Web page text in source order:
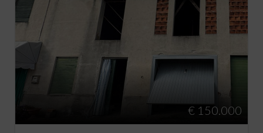
€ 150.000